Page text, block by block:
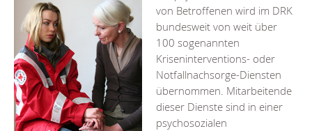
von Betroffenen wird im DRK
bundesweit von weit über
100 sogenannten
Kriseninterventions- oder
Notfallnachsorge-Diensten
übernommen. Mitarbeitende
dieser Dienste sind in einer
psychosozialen